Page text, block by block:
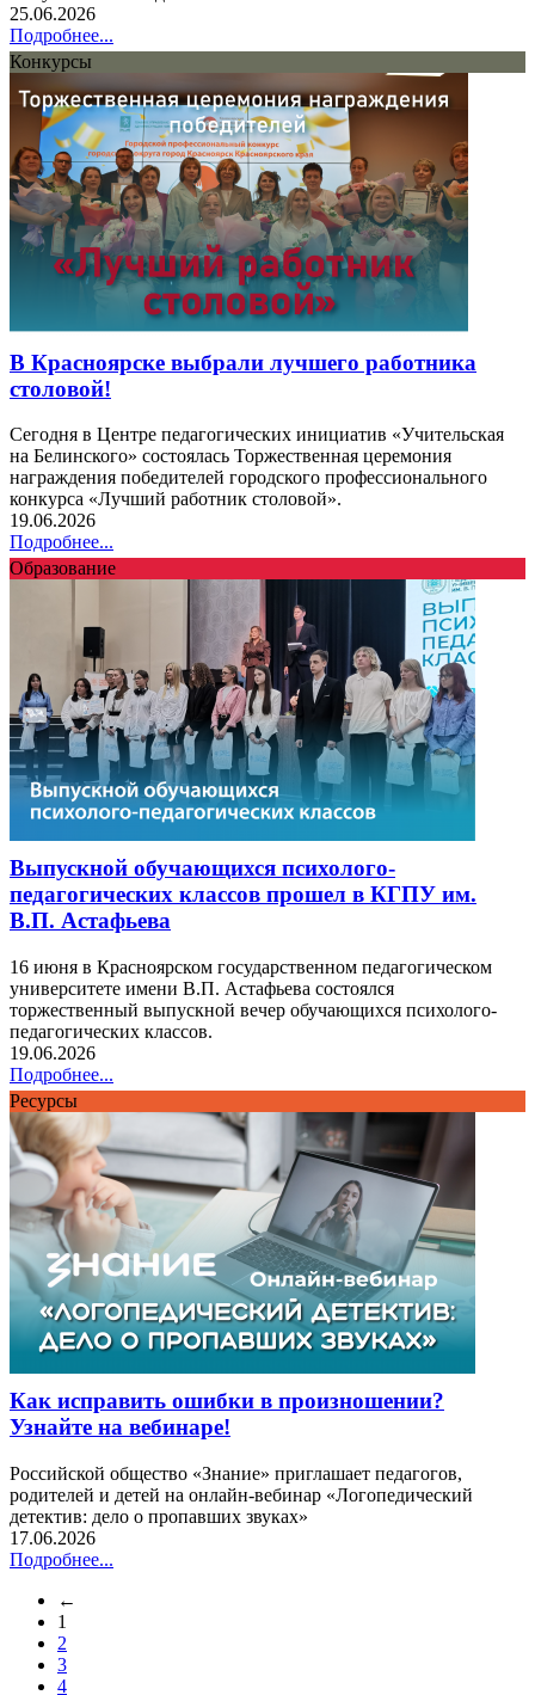
25.06.2026
Подробнее...
Конкурсы
В Красноярске выбрали лучшего работника
столовой!
Сегодня в Центре педагогических инициатив «Учительская
на Белинского» состоялась Торжественная церемония
награждения победителей городского профессионального
конкурса «Лучший работник столовой».
19.06.2026
Подробнее...
Образование
Выпускной обучающихся психолого-
педагогических классов прошел в КГПУ им.
В.П. Астафьева
16 июня в Красноярском государственном педагогическом
университете имени В.П. Астафьева состоялся
торжественный выпускной вечер обучающихся психолого-
педагогических классов.
19.06.2026
Подробнее...
Ресурсы
Как исправить ошибки в произношении?
Узнайте на вебинаре!
Российской общество «Знание» приглашает педагогов,
родителей и детей на онлайн-вебинар «Логопедический
детектив: дело о пропавших звуках»
17.06.2026
Подробнее...
←
1
2
3
4